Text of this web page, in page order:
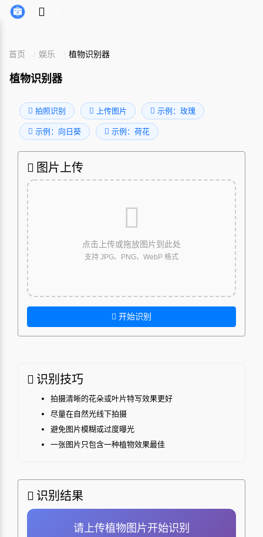
首页 娱乐 植物识别器
植物识别器
拍照识别 上传图片 示例：玫瑰
示例：向日葵 示例：荷花
图片上传
点击上传或拖放图片到此处
支持 JPG、PNG、WebP 格式
开始识别
识别技巧
拍摄清晰的花朵或叶片特写效果更好
尽量在自然光线下拍摄
避免图片模糊或过度曝光
一张图片只包含一种植物效果最佳
识别结果
请上传植物图片开始识别